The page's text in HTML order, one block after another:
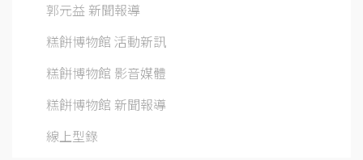
郭元益 新聞報導
糕餅博物館 活動新訊
糕餅博物館 影音媒體
糕餅博物館 新聞報導
線上型錄